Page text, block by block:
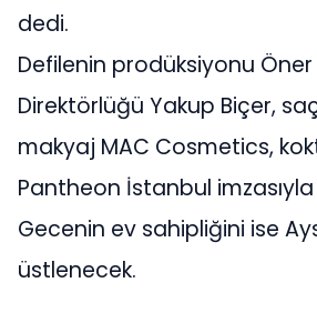
dedi.
Defilenin prodüksiyonu Öner
Direktörlüğü Yakup Biçer,
makyaj MAC Cosmetics,
Pantheon İstanbul
Gecenin ev sahipliğini ise
üstlenecek.